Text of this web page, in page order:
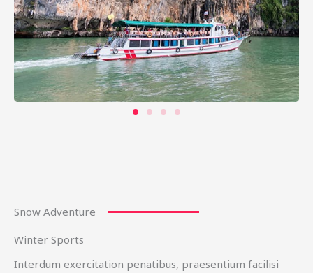
Snow Adventure
Winter Sports
Interdum exercitation penatibus, praesentium facilisi